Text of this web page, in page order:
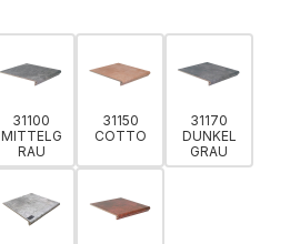
31100
MITTELG
RAU
31150
COTTO
31170
DUNKEL
GRAU